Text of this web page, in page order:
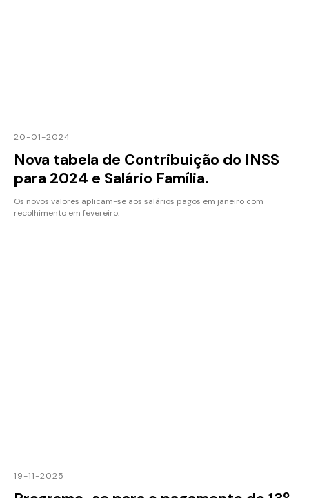
20-01-2024
Nova tabela de Contribuição do INSS
para 2024 e Salário Família.
Os novos valores aplicam-se aos salários pagos em janeiro com
recolhimento em fevereiro.
19-11-2025